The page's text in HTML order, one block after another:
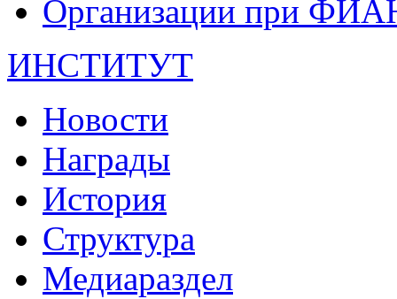
Организации при
ИНСТИТУТ
Новости
Награды
История
Структура
Медиараздел